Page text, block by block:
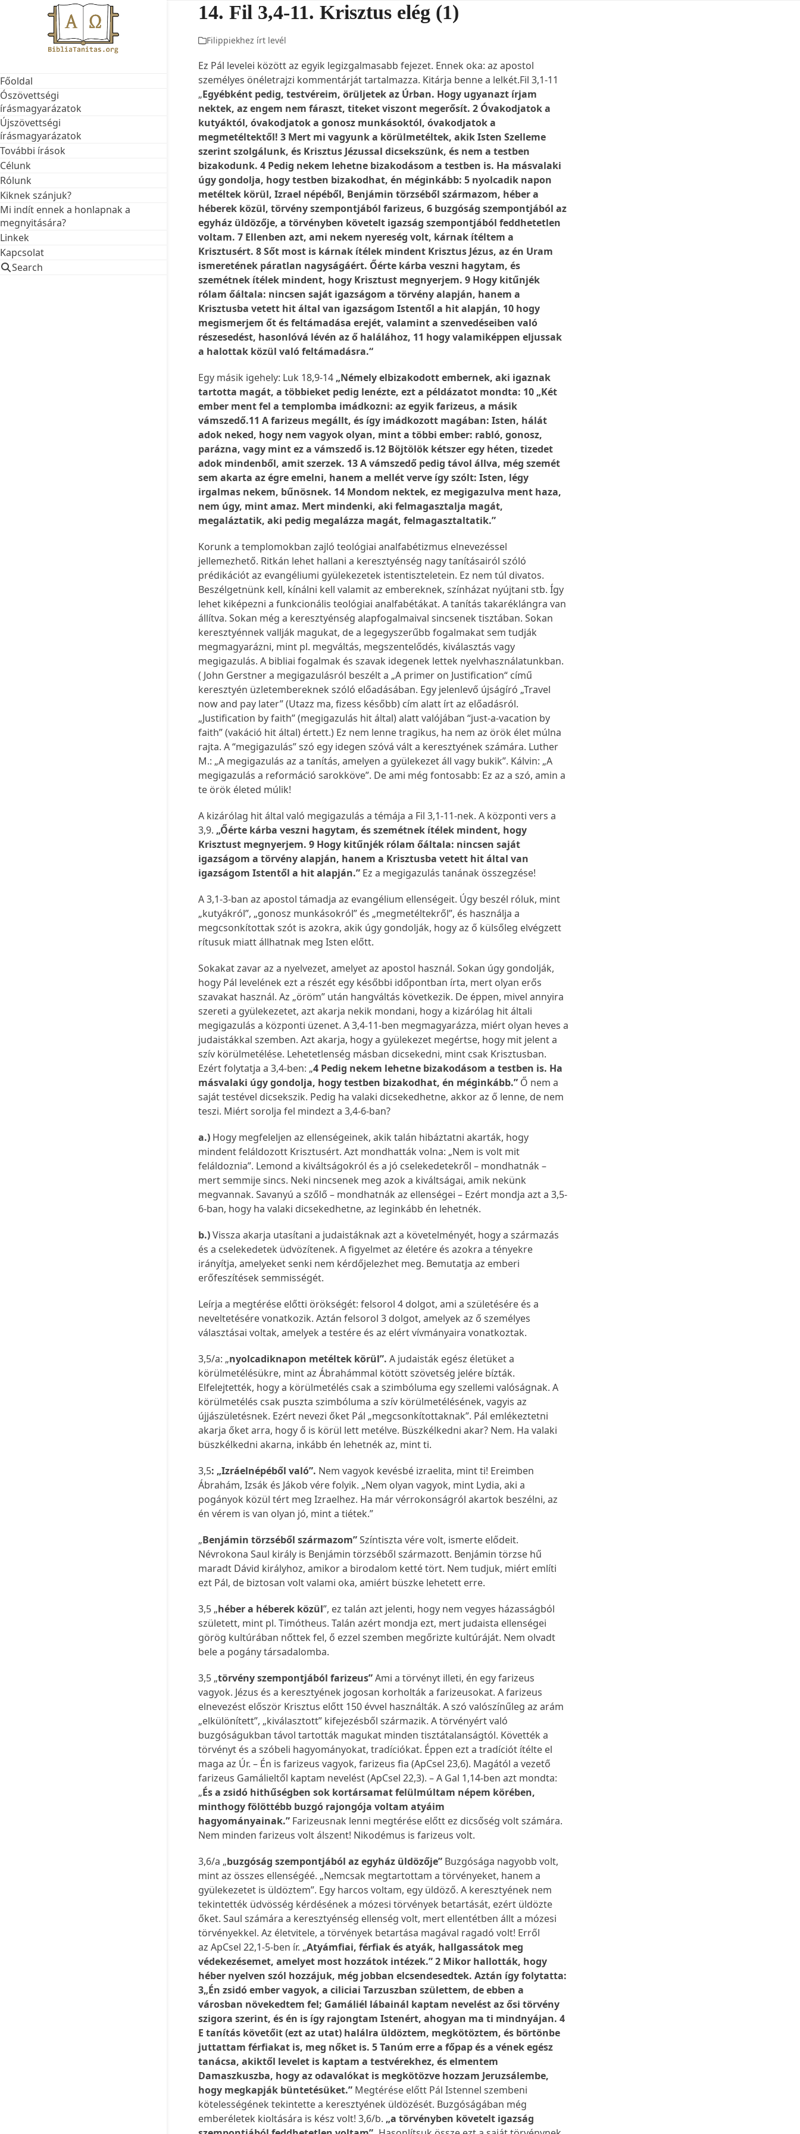
Főoldal
Ószövettségi
írásmagyarázatok
Újszövettségi
írásmagyarázatok
További írások
Célunk
Rólunk
Kiknek szánjuk?
Mi indít ennek a honlapnak a
megnyitására?
Linkek
Kapcsolat
Search
14. Fil 3,4-11. Krisztus elég (1)
Filippiekhez írt levél
Ez Pál levelei között az egyik legizgalmasabb fejezet. Ennek oka: az apostol
személyes önéletrajzi kommentárját tartalmazza. Kitárja benne a lelkét.Fil 3,1-11
„Egyébként pedig, testvéreim, örüljetek az Úrban. Hogy ugyanazt írjam
nektek, az engem nem fáraszt, titeket viszont megerősít. 2 Óvakodjatok a
kutyáktól, óvakodjatok a gonosz munkásoktól, óvakodjatok a
megmetéltektől! 3 Mert mi vagyunk a körülmetéltek, akik Isten Szelleme
szerint szolgálunk, és Krisztus Jézussal dicsekszünk, és nem a testben
bizakodunk. 4 Pedig nekem lehetne bizakodásom a testben is. Ha másvalaki
úgy gondolja, hogy testben bizakodhat, én méginkább: 5 nyolcadik napon
metéltek körül, Izrael népéből, Benjámin törzséből származom, héber a
héberek közül, törvény szempontjából farizeus, 6 buzgóság szempontjából az
egyház üldözője, a törvényben követelt igazság szempontjából feddhetetlen
voltam. 7 Ellenben azt, ami nekem nyereség volt, kárnak ítéltem a
Krisztusért. 8 Sőt most is kárnak ítélek mindent Krisztus Jézus, az én Uram
ismeretének páratlan nagyságáért. Őérte kárba veszni hagytam, és
szemétnek ítélek mindent, hogy Krisztust megnyerjem. 9 Hogy kitűnjék
rólam őáltala: nincsen saját igazságom a törvény alapján, hanem a
Krisztusba vetett hit által van igazságom Istentől a hit alapján, 10 hogy
megismerjem őt és feltámadása erejét, valamint a szenvedéseiben való
részesedést, hasonlóvá lévén az ő halálához, 11 hogy valamiképpen eljussak
a halottak közül való feltámadásra.“
Egy másik igehely: Luk 18,9-14 „Némely elbizakodott embernek, aki igaznak
tartotta magát, a többieket pedig lenézte, ezt a példázatot mondta: 10 „Két
ember ment fel a templomba imádkozni: az egyik farizeus, a másik
vámszedő.11 A farizeus megállt, és így imádkozott magában: Isten, hálát
adok neked, hogy nem vagyok olyan, mint a többi ember: rabló, gonosz,
parázna, vagy mint ez a vámszedő is.12 Böjtölök kétszer egy héten, tizedet
adok mindenből, amit szerzek. 13 A vámszedő pedig távol állva, még szemét
sem akarta az égre emelni, hanem a mellét verve így szólt: Isten, légy
irgalmas nekem, bűnösnek. 14 Mondom nektek, ez megigazulva ment haza,
nem úgy, mint amaz. Mert mindenki, aki felmagasztalja magát,
megaláztatik, aki pedig megalázza magát, felmagasztaltatik.”
Korunk a templomokban zajló teológiai analfabétizmus elnevezéssel
jellemezhető. Ritkán lehet hallani a keresztyénség nagy tanításairól szóló
prédikációt az evangéliumi gyülekezetek istentiszteletein. Ez nem túl divatos.
Beszélgetnünk kell, kínálni kell valamit az embereknek, színházat nyújtani stb. Így
lehet kiképezni a funkcionális teológiai analfabétákat. A tanítás takaréklángra van
állítva. Sokan még a keresztyénség alapfogalmaival sincsenek tisztában. Sokan
keresztyénnek vallják magukat, de a legegyszerűbb fogalmakat sem tudják
megmagyarázni, mint pl. megváltás, megszentelődés, kiválasztás vagy
megigazulás. A bibliai fogalmak és szavak idegenek lettek nyelvhasználatunkban.
( John Gerstner a megigazulásról beszélt a „A primer on Justification“ című
keresztyén üzletembereknek szóló előadásában. Egy jelenlevő újságíró „Travel
now and pay later” (Utazz ma, fizess később) cím alatt írt az előadásról.
„Justification by faith” (megigazulás hit által) alatt valójában “just-a-vacation by
faith” (vakáció hit által) értett.) Ez nem lenne tragikus, ha nem az örök élet múlna
rajta. A “megigazulás” szó egy idegen szóvá vált a keresztyének számára. Luther
M.: „A megigazulás az a tanítás, amelyen a gyülekezet áll vagy bukik”. Kálvin: „A
megigazulás a reformáció sarokköve”. De ami még fontosabb: Ez az a szó, amin a
te örök életed múlik!
A kizárólag hit által való megigazulás a témája a Fil 3,1-11-nek. A központi vers a
3,9. „Őérte kárba veszni hagytam, és szemétnek ítélek mindent, hogy
Krisztust megnyerjem. 9 Hogy kitűnjék rólam őáltala: nincsen saját
igazságom a törvény alapján, hanem a Krisztusba vetett hit által van
igazságom Istentől a hit alapján.” Ez a megigazulás tanának összegzése!
A 3,1-3-ban az apostol támadja az evangélium ellenségeit. Úgy beszél róluk, mint
„kutyákról”, „gonosz munkásokról” és „megmetéltekről”, és használja a
megcsonkítottak szót is azokra, akik úgy gondolják, hogy az ő külsőleg elvégzett
rítusuk miatt állhatnak meg Isten előtt.
Sokakat zavar az a nyelvezet, amelyet az apostol használ. Sokan úgy gondolják,
hogy Pál levelének ezt a részét egy későbbi időpontban írta, mert olyan erős
szavakat használ. Az „öröm” után hangváltás következik. De éppen, mivel annyira
szereti a gyülekezetet, azt akarja nekik mondani, hogy a kizárólag hit általi
megigazulás a központi üzenet. A 3,4-11-ben megmagyarázza, miért olyan heves a
judaistákkal szemben. Azt akarja, hogy a gyülekezet megértse, hogy mit jelent a
szív körülmetélése. Lehetetlenség másban dicsekedni, mint csak Krisztusban.
Ezért folytatja a 3,4-ben: „4 Pedig nekem lehetne bizakodásom a testben is. Ha
másvalaki úgy gondolja, hogy testben bizakodhat, én méginkább.” Ő nem a
saját testével dicsekszik. Pedig ha valaki dicsekedhetne, akkor az ő lenne, de nem
teszi. Miért sorolja fel mindezt a 3,4-6-ban?
a.) Hogy megfeleljen az ellenségeinek, akik talán hibáztatni akarták, hogy
mindent feláldozott Krisztusért. Azt mondhatták volna: „Nem is volt mit
feláldoznia”. Lemond a kiváltságokról és a jó cselekedetekről – mondhatnák –
mert semmije sincs. Neki nincsenek meg azok a kiváltságai, amik nekünk
megvannak. Savanyú a szőlő – mondhatnák az ellenségei – Ezért mondja azt a 3,5-
6-ban, hogy ha valaki dicsekedhetne, az leginkább én lehetnék.
b.)Vissza akarja utasítani a judaistáknak azt a követelményét, hogy a származás
és a cselekedetek üdvözítenek. A figyelmet az életére és azokra a tényekre
irányítja, amelyeket senki nem kérdőjelezhet meg. Bemutatja az emberi
erőfeszítések semmisségét.
Leírja a megtérése előtti örökségét: felsorol 4 dolgot, ami a születésére és a
neveltetésére vonatkozik. Aztán felsorol 3 dolgot, amelyek az ő személyes
választásai voltak, amelyek a testére és az elért vívmányaira vonatkoztak.
3,5/a: „nyolcadiknapon metéltek körül”.A judaisták egész életüket a
körülmetélésükre, mint az Ábrahámmal kötött szövetség jelére bízták.
Elfelejtették, hogy a körülmetélés csak a szimbóluma egy szellemi valóságnak. A
körülmetélés csak puszta szimbóluma a szív körülmetélésének, vagyis az
újjászületésnek. Ezért nevezi őket Pál „megcsonkítottaknak”. Pál emlékeztetni
akarja őket arra, hogy ő is körül lett metélve. Büszkélkedni akar? Nem. Ha valaki
büszkélkedni akarna, inkább én lehetnék az, mint ti.
3,5: „Izráelnépéből való”. Nem vagyok kevésbé izraelita, mint ti! Ereimben
Ábrahám, Izsák és Jákob vére folyik. „Nem olyan vagyok, mint Lydia, aki a
pogányok közül tért meg Izraelhez. Ha már vérrokonságról akartok beszélni, az
én vérem is van olyan jó, mint a tiétek.”
„Benjámin törzséből származom”Színtiszta vére volt, ismerte elődeit.
Névrokona Saul király is Benjámin törzséből származott. Benjámin törzse hű
maradt Dávid királyhoz, amikor a birodalom ketté tört. Nem tudjuk, miért említi
ezt Pál, de biztosan volt valami oka, amiért büszke lehetett erre.
3,5 „héber a héberek közül”, ez talán azt jelenti, hogy nem vegyes házasságból
született, mint pl. Timótheus. Talán azért mondja ezt, mert judaista ellenségei
görög kultúrában nőttek fel, ő ezzel szemben megőrizte kultúráját. Nem olvadt
bele a pogány társadalomba.
3,5 „törvény szempontjából farizeus”Ami a törvényt illeti, én egy farizeus
vagyok. Jézus és a keresztyének jogosan korholták a farizeusokat. A farizeus
elnevezést először Krisztus előtt 150 évvel használták. A szó valószínűleg az arám
„elkülönített”, „kiválasztott” kifejezésből származik. A törvényért való
buzgóságukban távol tartották magukat minden tisztátalanságtól. Követték a
törvényt és a szóbeli hagyományokat, tradíciókat. Éppen ezt a tradíciót ítélte el
maga az Úr. – Én is farizeus vagyok, farizeus fia (ApCsel 23,6). Magától a vezető
farizeus Gamálieltől kaptam nevelést (ApCsel 22,3). – A Gal 1,14-ben azt mondta:
„És a zsidó hithűségben sok kortársamat felülmúltam népem körében,
minthogy fölöttébb buzgó rajongója voltam atyáim
hagyományainak.” Farizeusnak lenni megtérése előtt ez dicsőség volt számára.
Nem minden farizeus volt álszent! Nikodémus is farizeus volt.
3,6/a „buzgóság szempontjából az egyház üldözője” Buzgósága nagyobb volt,
mint az összes ellenségéé. „Nemcsak megtartottam a törvényeket, hanem a
gyülekezetet is üldöztem”. Egy harcos voltam, egy üldöző. A keresztyének nem
tekintették üdvösség kérdésének a mózesi törvények betartását, ezért üldözte
őket. Saul számára a keresztyénség ellenség volt, mert ellentétben állt a mózesi
törvényekkel. Az életvitele, a törvények betartása magával ragadó volt! Erről
az ApCsel 22,1-5-ben ír. „Atyámfiai, férfiak és atyák, hallgassátok meg
védekezésemet, amelyet most hozzátok intézek.” 2 Mikor hallották, hogy
héber nyelven szól hozzájuk, még jobban elcsendesedtek. Aztán így folytatta:
3„Én zsidó ember vagyok, a ciliciai Tarzuszban születtem, de ebben a
városban növekedtem fel; Gamáliél lábainál kaptam nevelést az ősi törvény
szigora szerint, és én is így rajongtam Istenért, ahogyan ma ti mindnyájan. 4
E tanítás követőit (ezt az utat) halálra üldöztem, megkötöztem, és börtönbe
juttattam férfiakat is, meg nőket is. 5 Tanúm erre a főpap és a vének egész
tanácsa, akiktől levelet is kaptam a testvérekhez, és elmentem
Damaszkuszba, hogy az odavalókat is megkötözve hozzam Jeruzsálembe,
hogy megkapják büntetésüket.” Megtérése előtt Pál Istennel szembeni
kötelességének tekintette a keresztyének üldözését. Buzgóságában még
emberéletek kioltására is kész volt! 3,6/b. „a törvényben követelt igazság